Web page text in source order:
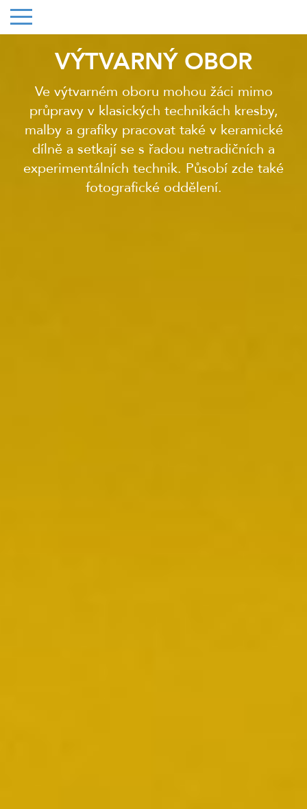
VÝTVARNÝ OBOR
Ve výtvarném oboru mohou žáci mimo
průpravy v klasických technikách kresby,
malby a grafiky pracovat také v keramické
dílně a setkají se s řadou netradičních a
experimentálních technik. Působí zde také
fotografické oddělení.